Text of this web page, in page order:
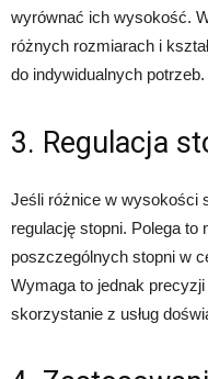
wyrównać ich wysokość.
różnych rozmiarach i
do indywidualnych potrzeb.
3. Regulacja
Jeśli różnice w wysokości
regulację stopni. Polega to
poszczególnych stopni w
Wymaga to jednak
skorzystanie z usług